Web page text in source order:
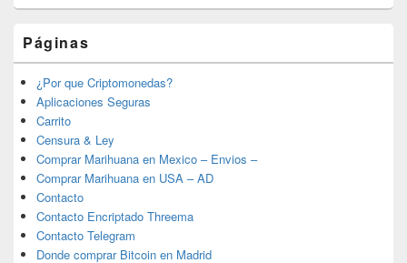
Páginas
¿Por que Criptomonedas?
Aplicaciones Seguras
Carrito
Censura & Ley
Comprar Marihuana en Mexico – Envios –
Comprar Marihuana en USA – AD
Contacto
Contacto Encriptado Threema
Contacto Telegram
Donde comprar Bitcoin en Madrid